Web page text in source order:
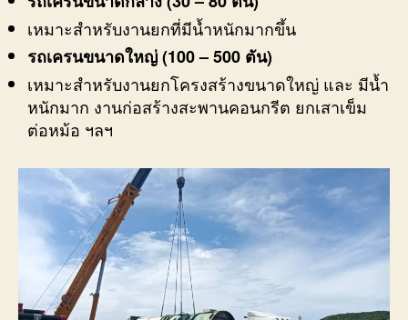
เหมาะสำหรับงานยกที่มีน้ำหนักมากขึ้น
รถเครนขนาดใหญ่ (100 – 500 ตัน)
เหมาะสำหรับงานยกโครงสร้างขนาดใหญ่ และ มีน้ำ
หนักมาก งานก่อสร้างสะพานคอนกรีต ยกเสาเข็ม
ต่อหม้อ ฯลฯ